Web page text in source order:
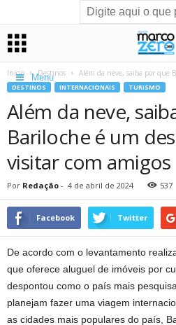
Menu
Início Destinos Além da neve, saiba por que
DESTINOS INTERNACIONAIS TURISMO
Além da neve,
Bariloche é um
visitar com amigos
Por Redação - 4 de abril de 2024 537
Facebook Twitter
De acordo com o levantamento
que oferece aluguel de imóveis por
despontou como o país mais
planejam fazer uma viagem
as cidades mais populares do país,